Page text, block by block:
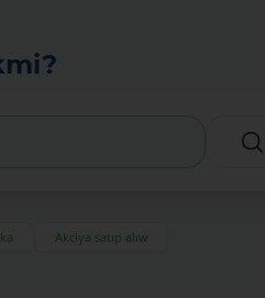
Akciya satıp alıw